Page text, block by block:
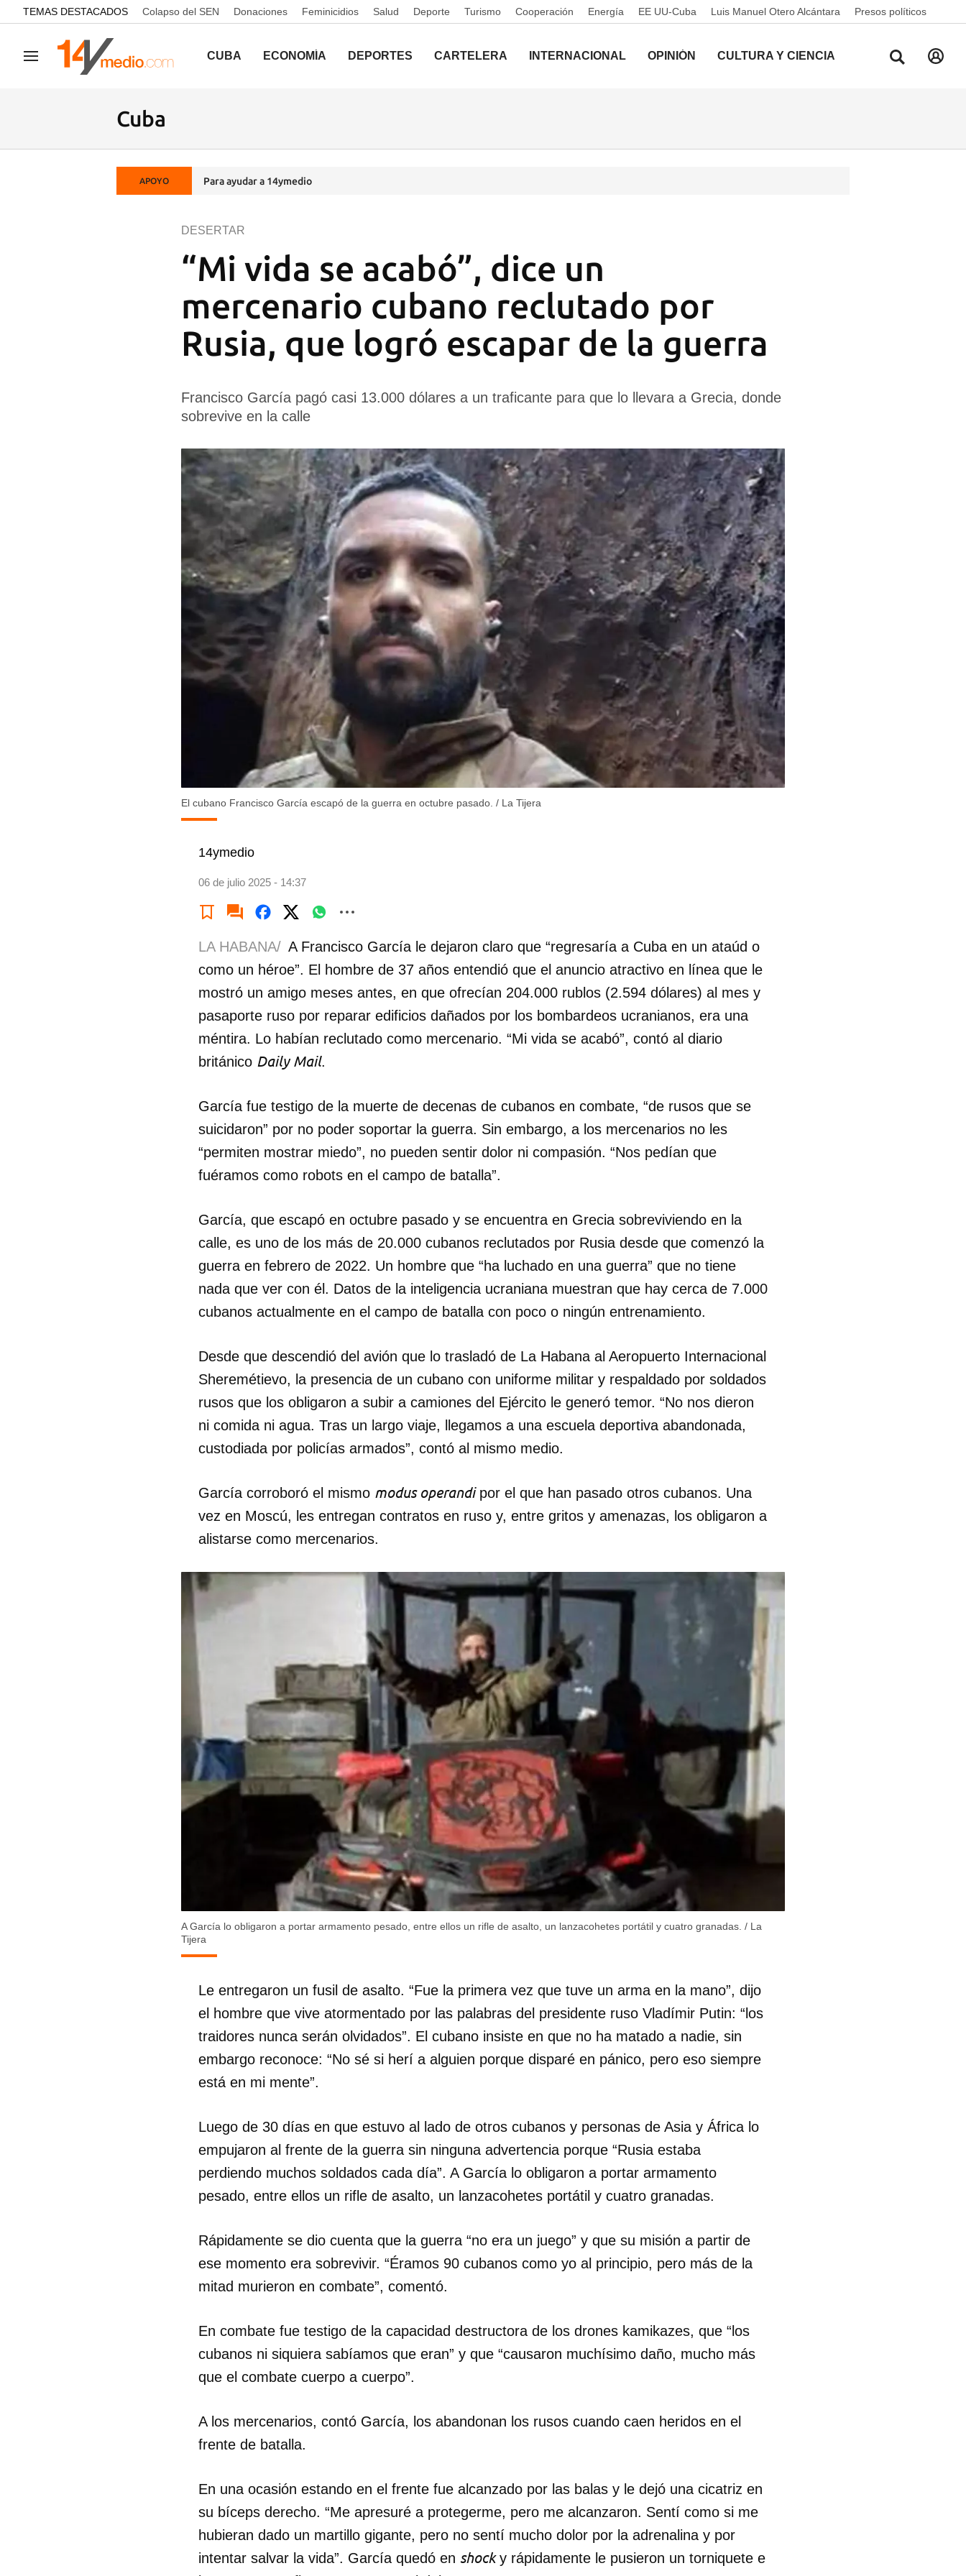
common.go-to-content
TEMAS DESTACADOS Colapso del SEN Donaciones Feminicidios Salud Deporte Turismo Cooperación Energía EE UU-Cuba Luis Manuel Otero Alcántara Presos políticos
Navegación CUBA ECONOMÍA DEPORTES CARTELERA INTERNACIONAL OPINIÓN CULTURA Y CIENCIA
Cuba
APOYO Para ayudar a 14ymedio
“Mi vida se acabó”, dice un
mercenario cubano reclutado por
Rusia, que logró escapar de la guerra
DESERTAR
Francisco García pagó casi 13.000 dólares a un traficante para que lo llevara a Grecia, donde
sobrevive en la calle
El cubano Francisco García escapó de la guerra en octubre pasado. / La Tijera
14ymedio
06 de julio 2025 - 14:37
Para poder guardar como favorito, primero has de iniciar sesión con tu
cuenta de 14ymedio.
INICIAR SESIÓN CANCELAR
LA HABANA/ A Francisco García le dejaron claro que “regresaría a Cuba en un ataúd o
como un héroe”. El hombre de 37 años entendió que el anuncio atractivo en línea que le
mostró un amigo meses antes, en que ofrecían 204.000 rublos (2.594 dólares) al mes y
pasaporte ruso por reparar edificios dañados por los bombardeos ucranianos, era una
méntira. Lo habían reclutado como mercenario. “Mi vida se acabó”, contó al diario
británico Daily Mail.
García fue testigo de la muerte de decenas de cubanos en combate, “de rusos que se
suicidaron” por no poder soportar la guerra. Sin embargo, a los mercenarios no les
“permiten mostrar miedo”, no pueden sentir dolor ni compasión. “Nos pedían que
fuéramos como robots en el campo de batalla”.
García, que escapó en octubre pasado y se encuentra en Grecia sobreviviendo en la
calle, es uno de los más de 20.000 cubanos reclutados por Rusia desde que comenzó la
guerra en febrero de 2022. Un hombre que “ha luchado en una guerra” que no tiene
nada que ver con él. Datos de la inteligencia ucraniana muestran que hay cerca de 7.000
cubanos actualmente en el campo de batalla con poco o ningún entrenamiento.
Desde que descendió del avión que lo trasladó de La Habana al Aeropuerto Internacional
Sheremétievo, la presencia de un cubano con uniforme militar y respaldado por soldados
rusos que los obligaron a subir a camiones del Ejército le generó temor. “No nos dieron
ni comida ni agua. Tras un largo viaje, llegamos a una escuela deportiva abandonada,
custodiada por policías armados”, contó al mismo medio.
García corroboró el mismo modus operandipor el que han pasado otros cubanos. Una
vez en Moscú, les entregan contratos en ruso y, entre gritos y amenazas, los obligaron a
alistarse como mercenarios.
A García lo obligaron a portar armamento pesado, entre ellos un rifle de asalto, un lanzacohetes portátil y cuatro granadas. / La
Tijera
Le entregaron un fusil de asalto. “Fue la primera vez que tuve un arma en la mano”, dijo
el hombre que vive atormentado por las palabras del presidente ruso Vladímir Putin: “los
traidores nunca serán olvidados”. El cubano insiste en que no ha matado a nadie, sin
embargo reconoce: “No sé si herí a alguien porque disparé en pánico, pero eso siempre
está en mi mente”.
Luego de 30 días en que estuvo al lado de otros cubanos y personas de Asia y África lo
empujaron al frente de la guerra sin ninguna advertencia porque “Rusia estaba
perdiendo muchos soldados cada día”. A García lo obligaron a portar armamento
pesado, entre ellos un rifle de asalto, un lanzacohetes portátil y cuatro granadas.
Rápidamente se dio cuenta que la guerra “no era un juego” y que su misión a partir de
ese momento era sobrevivir. “Éramos 90 cubanos como yo al principio, pero más de la
mitad murieron en combate”, comentó.
En combate fue testigo de la capacidad destructora de los drones kamikazes, que “los
cubanos ni siquiera sabíamos que eran” y que “causaron muchísimo daño, mucho más
que el combate cuerpo a cuerpo”.
A los mercenarios, contó García, los abandonan los rusos cuando caen heridos en el
frente de batalla.
En una ocasión estando en el frente fue alcanzado por las balas y le dejó una cicatriz en
su bíceps derecho. “Me apresuré a protegerme, pero me alcanzaron. Sentí como si me
hubieran dado un martillo gigante, pero no sentí mucho dolor por la adrenalina y por
intentar salvar la vida”. García quedó en shocky rápidamente le pusieron un torniquete e